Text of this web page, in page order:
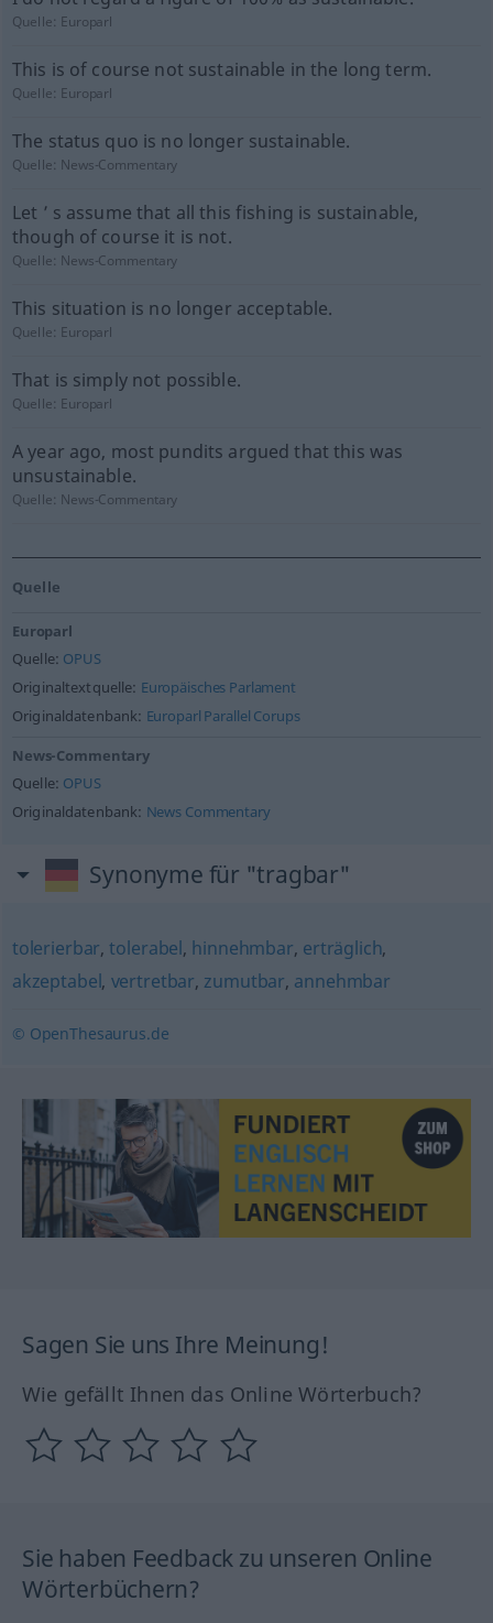
Quelle: Europarl
This is of course not sustainable in the long term.
Quelle: Europarl
The status quo is no longer sustainable.
Quelle: News-Commentary
Let ’ s assume that all this fishing is sustainable,
though of course it is not.
Quelle: News-Commentary
This situation is no longer acceptable.
Quelle: Europarl
That is simply not possible.
Quelle: Europarl
A year ago, most pundits argued that this was
unsustainable.
Quelle: News-Commentary
Quelle
Europarl
Quelle: OPUS
Originaltextquelle: Europäisches Parlament
Originaldatenbank: Europarl Parallel Corups
News-Commentary
Quelle: OPUS
Originaldatenbank: News Commentary
Synonyme für "tragbar"
tolerierbar,tolerabel, hinnehmbar, erträglich,
akzeptabel, vertretbar, zumutbar, annehmbar
© OpenThesaurus.de
Sagen Sie uns Ihre Meinung!
Wie gefällt Ihnen das Online Wörterbuch?
Sie haben Feedback zu unseren Online
Wörterbüchern?